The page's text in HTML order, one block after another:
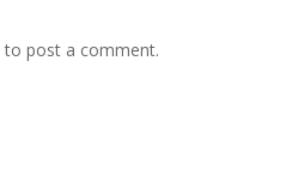
to post a comment.